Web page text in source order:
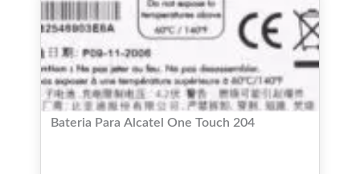
Bateria Para Alcatel One Touch 204